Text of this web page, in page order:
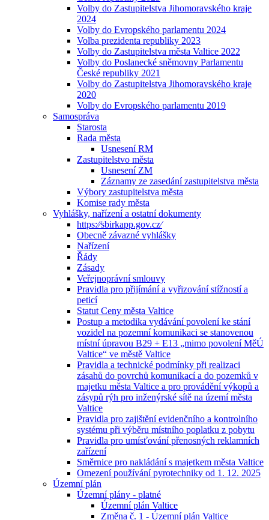
Volby do Zastupitelstva Jihomoravského kraje
2024
Volby do Evropského parlamentu 2024
Volba prezidenta republiky 2023
Volby do Zastupitelstva města Valtice 2022
Volby do Poslanecké sněmovny Parlamentu
České republiky 2021
Volby do Zastupitelstva Jihomoravského kraje
2020
Volby do Evropského parlamentu 2019
Samospráva
Starosta
Rada města
Usnesení RM
Zastupitelstvo města
Usnesení ZM
Záznamy ze zasedání zastupitelstva města
Výbory zastupitelstva města
Komise rady města
Vyhlášky, nařízení a ostatní dokumenty
https:⁄⁄sbirkapp.gov.cz⁄
Obecně závazné vyhlášky
Nařízení
Řády
Zásady
Veřejnoprávní smlouvy
Pravidla pro přijímání a vyřizování stížností a
peticí
Statut Ceny města Valtice
Postup a metodika vydávání povolení ke stání
vozidel na pozemní komunikaci se stanovenou
místní úpravou B29 + E13 „mimo povolení MěÚ
Valtice“ ve městě Valtice
Pravidla a technické podmínky při realizaci
zásahů do povrchů komunikací a do pozemků v
majetku města Valtice a pro provádění výkopů a
zásypů rýh pro inženýrské sítě na území města
Valtice
Pravidla pro zajištění evidenčního a kontrolního
systému při výběru místního poplatku z pobytu
Pravidla pro umísťování přenosných reklamních
zařízení
Směrnice pro nakládání s majetkem města Valtice
Omezení používání pyrotechniky od 1. 12. 2025
Územní plán
Územní plány - platné
Územní plán Valtice
Změna č. 1 - Územní plán Valtice